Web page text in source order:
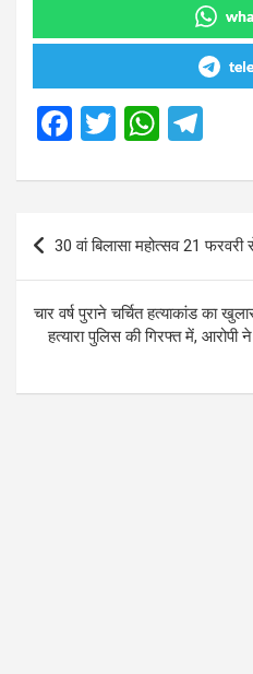
F
ce
b
o
o
k
T
tt
W
at
A
p
p
e
a
m
Post
navigation
30 वां बिलासा महोत्सव 21 फरवरी
चार वर्ष पुराने चर्चित हत्याकांड का
हत्यारा पुलिस की गिरफ्त में, आरोपी